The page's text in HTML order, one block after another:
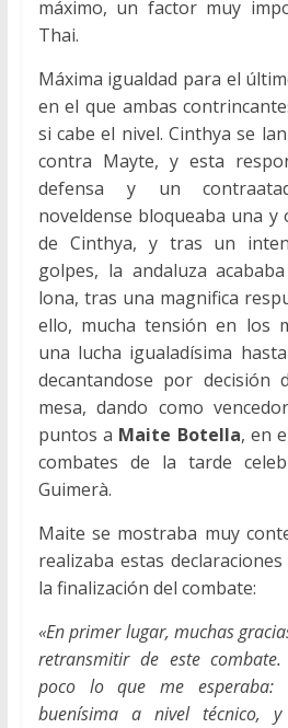
máximo, un factor muy
Thai.
Máxima igualdad para el
en el que ambas
si cabe el nivel. Cinthya se
contra Mayte, y esta
defensa y un
noveldense bloqueaba una y
de Cinthya, y tras un
golpes, la andaluza
lona, tras una magnifica
ello, mucha tensión en los
una lucha igualadísima
decantandose por decisión
mesa, dando como
puntos a Maite Botella, en
combates de la tarde
Guimerà.
Maite se mostraba muy
realizaba estas
la finalización del combate:
«En primer lugar, muchas
retransmitir de este combate.
poco lo que me esperaba:
buenísima a nivel técnico,